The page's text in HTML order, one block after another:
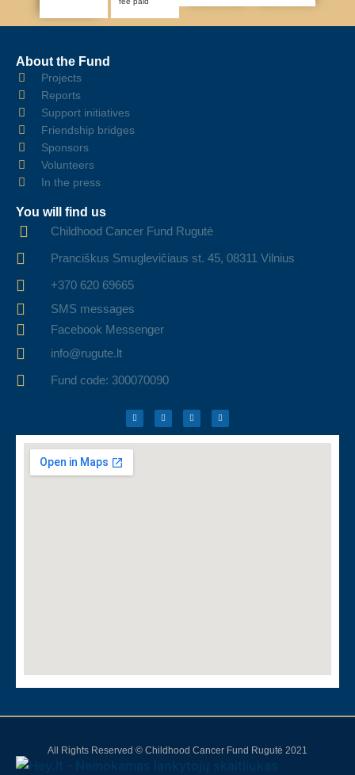
About the Fund
Projects
Reports
Support initiatives
Friendship bridges
Sponsors
Volunteers
In the press
You will find us
Childhood Cancer Fund Rugutė
Pranciškus Smuglevičiaus st. 45, 08311 Vilnius
+370 620 69665
SMS messages
Facebook Messenger
info@rugute.lt
Fund code: 300070090
All Rights Reserved © Childhood Cancer Fund Rugutė 2021